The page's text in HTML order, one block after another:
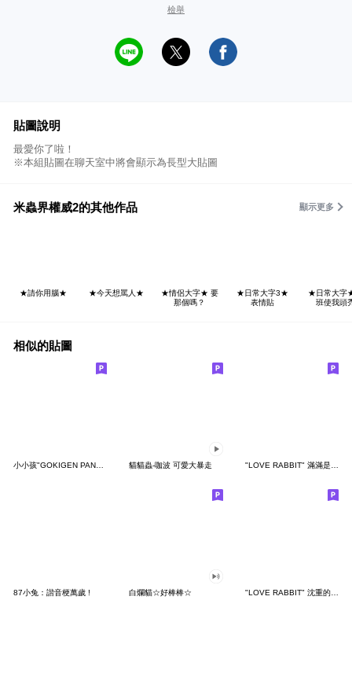
檢舉
貼圖說明
最愛你了啦！
※本組貼圖在聊天室中將會顯示為長型大貼圖
米蟲界權威2的其他作品 顯示更多
★請你用腦★ ★今天想罵人★
★情侶大字★ 要
那個嗎？
★日常大字3★
表情貼
★日常大字
班使我頭
相似的貼圖
小小孩"GOKIGEN PANDA" 台灣版 貓貓蟲-咖波 可愛大暴走 "LOVE RABBIT" 滿滿是愛 台灣版
87小兔：諧音梗萬歲 ! 白爛貓☆好棒棒☆ "LOVE RABBIT" 沈重的愛 台灣版